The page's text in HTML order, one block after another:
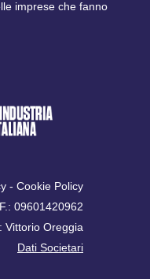
imprese che fanno
- Cookie Policy
09601420962
Vittorio Oreggia
Dati Societari